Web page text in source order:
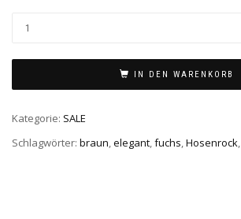
IN DEN WARENKORB
Kategorie: SALE
Schlagwörter: braun,elegant,fuchs,Hosenrock,